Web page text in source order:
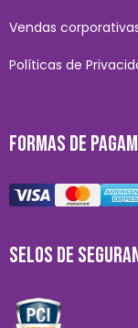
Vendas
Políticas de
FORMAS DE
SELOS DE